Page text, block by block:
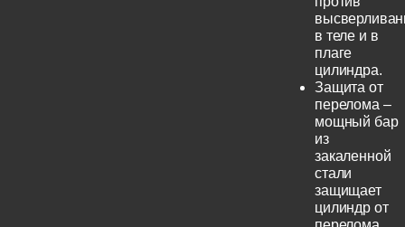
в теле и в
плаге
цилиндра.
Защита от
перелома –
мощный бар
из
закаленной
стали
защищает
цилиндр от